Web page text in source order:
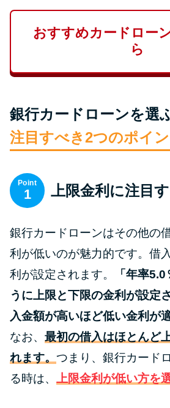
ソフト闇金と
は要注意！
てはいけない
申し込みブラ
安や審査に通
ブラックでも
アコムはブラ
る？ 自分がブ
方法
アコムとレイ
の？ カードロ
底解説！
プロミスの返
おすすめカードロー
ら
銀行カードローンを選
注目すべき2つのポイン
Point
1 上限金利に注目
銀行カードローンはその他の
利が低いのが魅力的です。借
利が設定されます。
「年率
うに上限と下限の金利が設定
入金額が高いほど低い金利が
なお、 最初の借入はほとんど
れます。 つまり、銀行カード
る時は、 上限金利が低い方を